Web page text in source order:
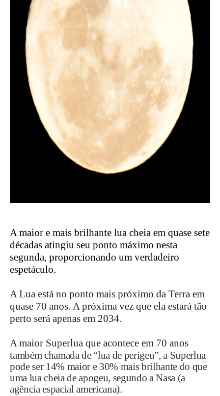
A maior e mais brilhante lua cheia em quase sete
décadas atingiu seu ponto máximo nesta
segunda, proporcionando um verdadeiro
espetáculo.
A Lua está no ponto mais próximo da Terra em
quase 70 anos. A próxima vez que ela estará tão
perto será apenas em 2034.
A maior Superlua que acontece em 70 anos
também chamada de “lua de perigeu”, a Superlua
pode ser 14% maior e 30% mais brilhante do que
uma lua cheia de apogeu, segundo a Nasa (a
agência espacial americana).